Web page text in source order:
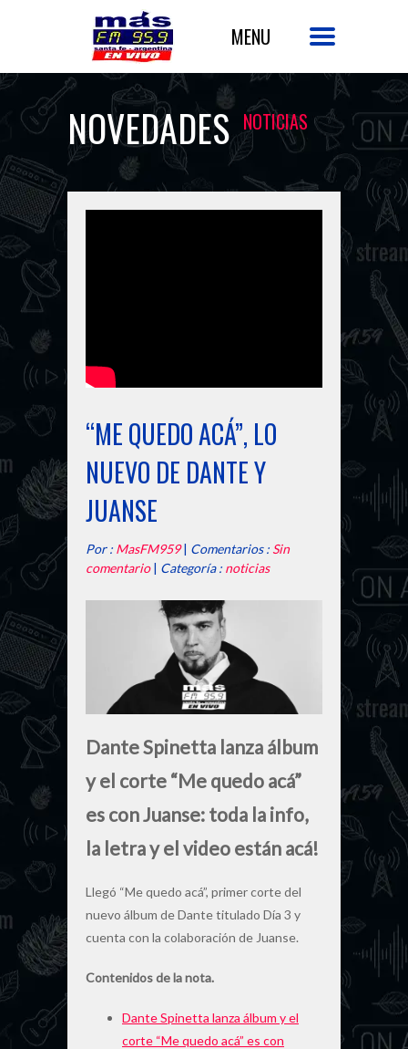
NOVEDADES NOTICIAS
“ME QUEDO ACÁ”, LO
NUEVO DE DANTE Y
JUANSE
Por : MasFM959| Comentarios : Sin
comentario| Categoría : noticias
Dante Spinetta lanza álbum
y el corte “Me quedo acá”
es con Juanse: toda la info,
la letra y el video están acá!
Llegó “Me quedo acá”, primer corte del
nuevo álbum de Dante titulado Día 3 y
cuenta con la colaboración de Juanse.
Contenidos de la nota.
Dante Spinetta lanza álbum y el
corte “Me quedo acá” es con